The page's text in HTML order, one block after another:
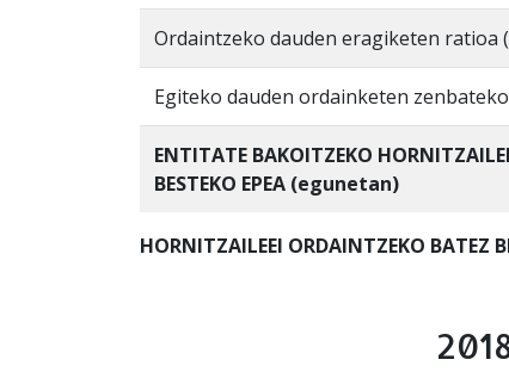
Ordaintzeko dauden eragiketen ratioa
Egiteko dauden ordainketen
ENTITATE BAKOITZEKO
BESTEKO EPEA (egunetan)
HORNITZAILEEI ORDAINTZEKO BATEZ